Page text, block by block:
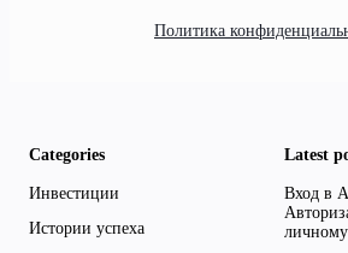
Политика
Categories
Инвестиции
Истории успеха
Latest
Вход в